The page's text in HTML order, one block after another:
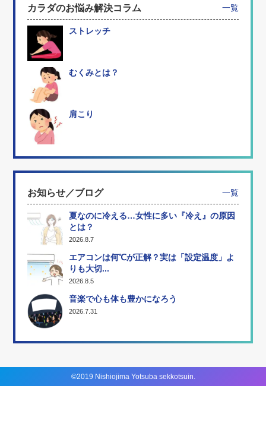
カラダのお悩み解決コラム 一覧
ストレッチ
むくみとは？
肩こり
お知らせ／ブログ 一覧
夏なのに冷える…女性に多い『冷え』の原因
とは？
2026.8.7
エアコンは何℃が正解？実は「設定温度」よ
りも大切...
2026.8.5
音楽で心も体も豊かになろう
2026.7.31
©2019 Nishiojima Yotsuba sekkotsuin.